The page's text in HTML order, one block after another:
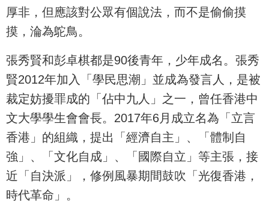
厚非，但應該對公眾有個說法，而不是偷偷摸
摸，淪為鴕鳥。
張秀賢和彭卓棋都是90後青年，少年成名。張秀
賢2012年加入「學民思潮」並成為發言人，是被
裁定妨擾罪成的「佔中九人」之一，曾任香港中
文大學學生會會長。2017年6月成立名為「立言
香港」的組織，提出「經濟自主」、「體制自
強」、「文化自成」、「國際自立」等主張，接
近「自決派」，修例風暴期間鼓吹「光復香港，
時代革命」。